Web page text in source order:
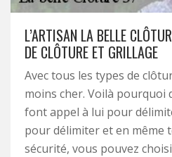
L’ARTISAN LA BELLE
DE CLÔTURE ET GRILLAGE
Avec tous les types de
moins cher. Voilà
font appel à lui pour
pour délimiter et en même
sécurité, vous pouvez